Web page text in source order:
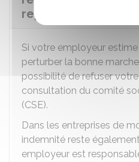
représentation ?
Si votre employeur
perturber la bonne
possibilité de refuser
consultation du comité
(CSE).
Dans les entreprises de
indemnité reste
employeur est